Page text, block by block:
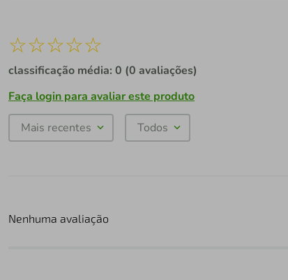
☆☆☆☆☆
classificação média: 0 (0 avaliações)
Faça login para avaliar este produto
Mais recentes Todos
Nenhuma avaliação